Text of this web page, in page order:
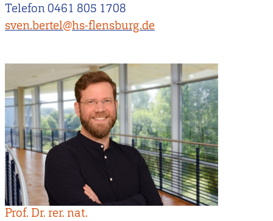
Telefon 0461 805 1708
sven.bertel@hs-flensburg.de
Prof. Dr. rer. nat.